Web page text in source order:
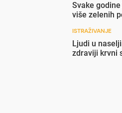
Svake
više zelenih
ISTRAŽIVANJE
Ljudi u
zdraviji krvni